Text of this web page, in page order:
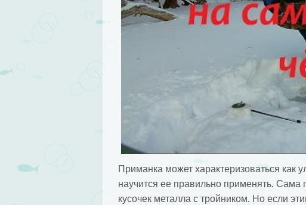
Приманка может характеризоваться как
научится ее правильно применять. Сама
кусочек металла с тройником. Но если